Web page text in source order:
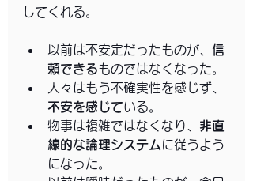
してくれる。
以前は不安定だったものが、 信
頼できるものではなくなった。
人々はもう不確実性を感じず、
不安を感じている。
物事は複雑ではなくなり、 非直
線的な論理システム に従うよう
になった。